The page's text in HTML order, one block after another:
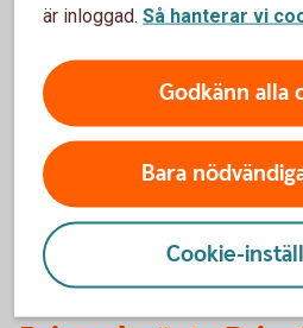
Du kan göra detta genom att
välja att betala av dina befintliga
Höja bolån? Ring 0430-735 00
Hitta dittbankkontor
är inloggad. Så hanterar vi
Godkänn alla
Bara
Cookie-